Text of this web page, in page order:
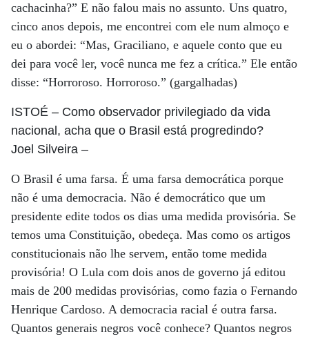
cachacinha?” E não falou mais no assunto. Uns quatro,
cinco anos depois, me encontrei com ele num almoço e
eu o abordei: “Mas, Graciliano, e aquele conto que eu
dei para você ler, você nunca me fez a crítica.” Ele então
disse: “Horroroso. Horroroso.” (gargalhadas)
ISTOÉ – Como observador privilegiado da vida
nacional, acha que o Brasil está progredindo?
Joel Silveira –
O Brasil é uma farsa. É uma farsa democrática porque
não é uma democracia. Não é democrático que um
presidente edite todos os dias uma medida provisória. Se
temos uma Constituição, obedeça. Mas como os artigos
constitucionais não lhe servem, então tome medida
provisória! O Lula com dois anos de governo já editou
mais de 200 medidas provisórias, como fazia o Fernando
Henrique Cardoso. A democracia racial é outra farsa.
Quantos generais negros você conhece? Quantos negros